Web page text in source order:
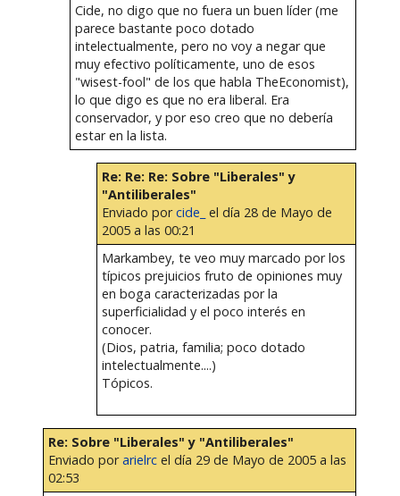
Cide, no digo que no fuera un buen líder (me
parece bastante poco dotado
intelectualmente, pero no voy a negar que
muy efectivo políticamente, uno de esos
"wisest-fool" de los que habla TheEconomist),
lo que digo es que no era liberal. Era
conservador, y por eso creo que no debería
estar en la lista.
Re: Re: Re: Sobre "Liberales" y
"Antiliberales"
Enviado porcide_ el día 28 de Mayo de
2005 a las 00:21
Markambey, te veo muy marcado por los
típicos prejuicios fruto de opiniones muy
en boga caracterizadas por la
superficialidad y el poco interés en
conocer.
(Dios, patria, familia; poco dotado
intelectualmente....)
Tópicos.
Re: Sobre "Liberales" y "Antiliberales"
Enviado porarielrcel día 29 de Mayo de 2005 a las
02:53